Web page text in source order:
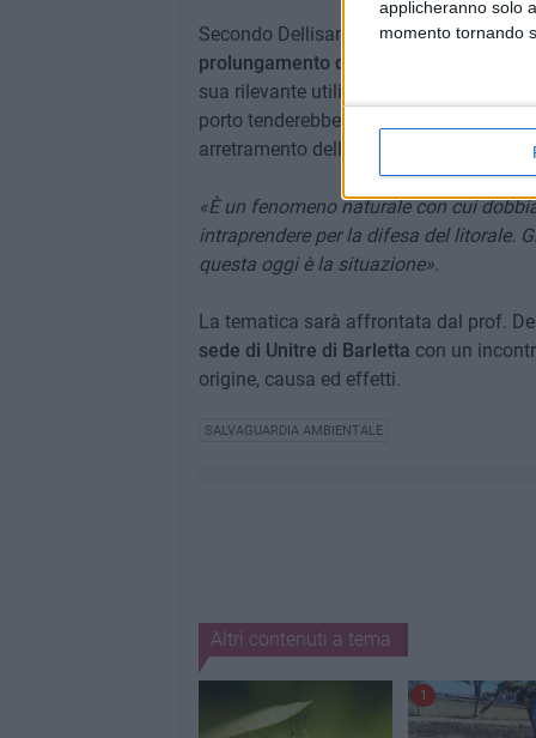
applicheranno solo
momento tornando
Secondo Dellisanti il fenomeno è
prolungamento del molo di Ponente
sua rilevante utilità,
porto tenderebbe ad avanzare, mentre
arretramento della linea di costa.
«È un fenomeno naturale con cui
intraprendere per la difesa del litorale.
questa oggi è la situazione».
La tematica sarà affrontata dal prof.
sede di Unitre di Barletta con un
origine, causa ed effetti.
SALVAGUARDIA AMBIENTALE
Altri contenuti a tema
1